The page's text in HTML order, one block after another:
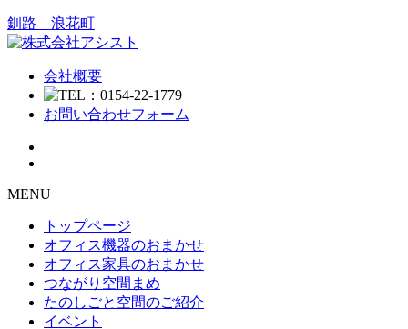
釧路 浪花町
会社概要
お問い合わせフォーム
MENU
トップページ
オフィス機器のおまかせ
オフィス家具のおまかせ
つながり空間まめ
たのしごと空間のご紹介
イベント